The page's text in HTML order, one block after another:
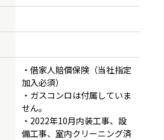
・借家人賠償保険（当社指定
加入必須）
・ガスコンロは付属していま
せん。
・2022年10月内装工事、設
備工事、室内クリーニング済